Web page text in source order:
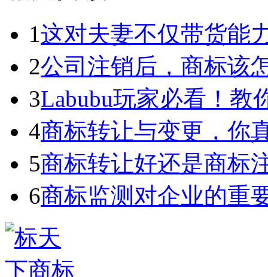
1这对夫妻不仅带货能
2公司注销后，商标该
3Labubu玩家必看！教
4商标转让与变更，你
5商标转让好还是商标
6商标监测对企业的重